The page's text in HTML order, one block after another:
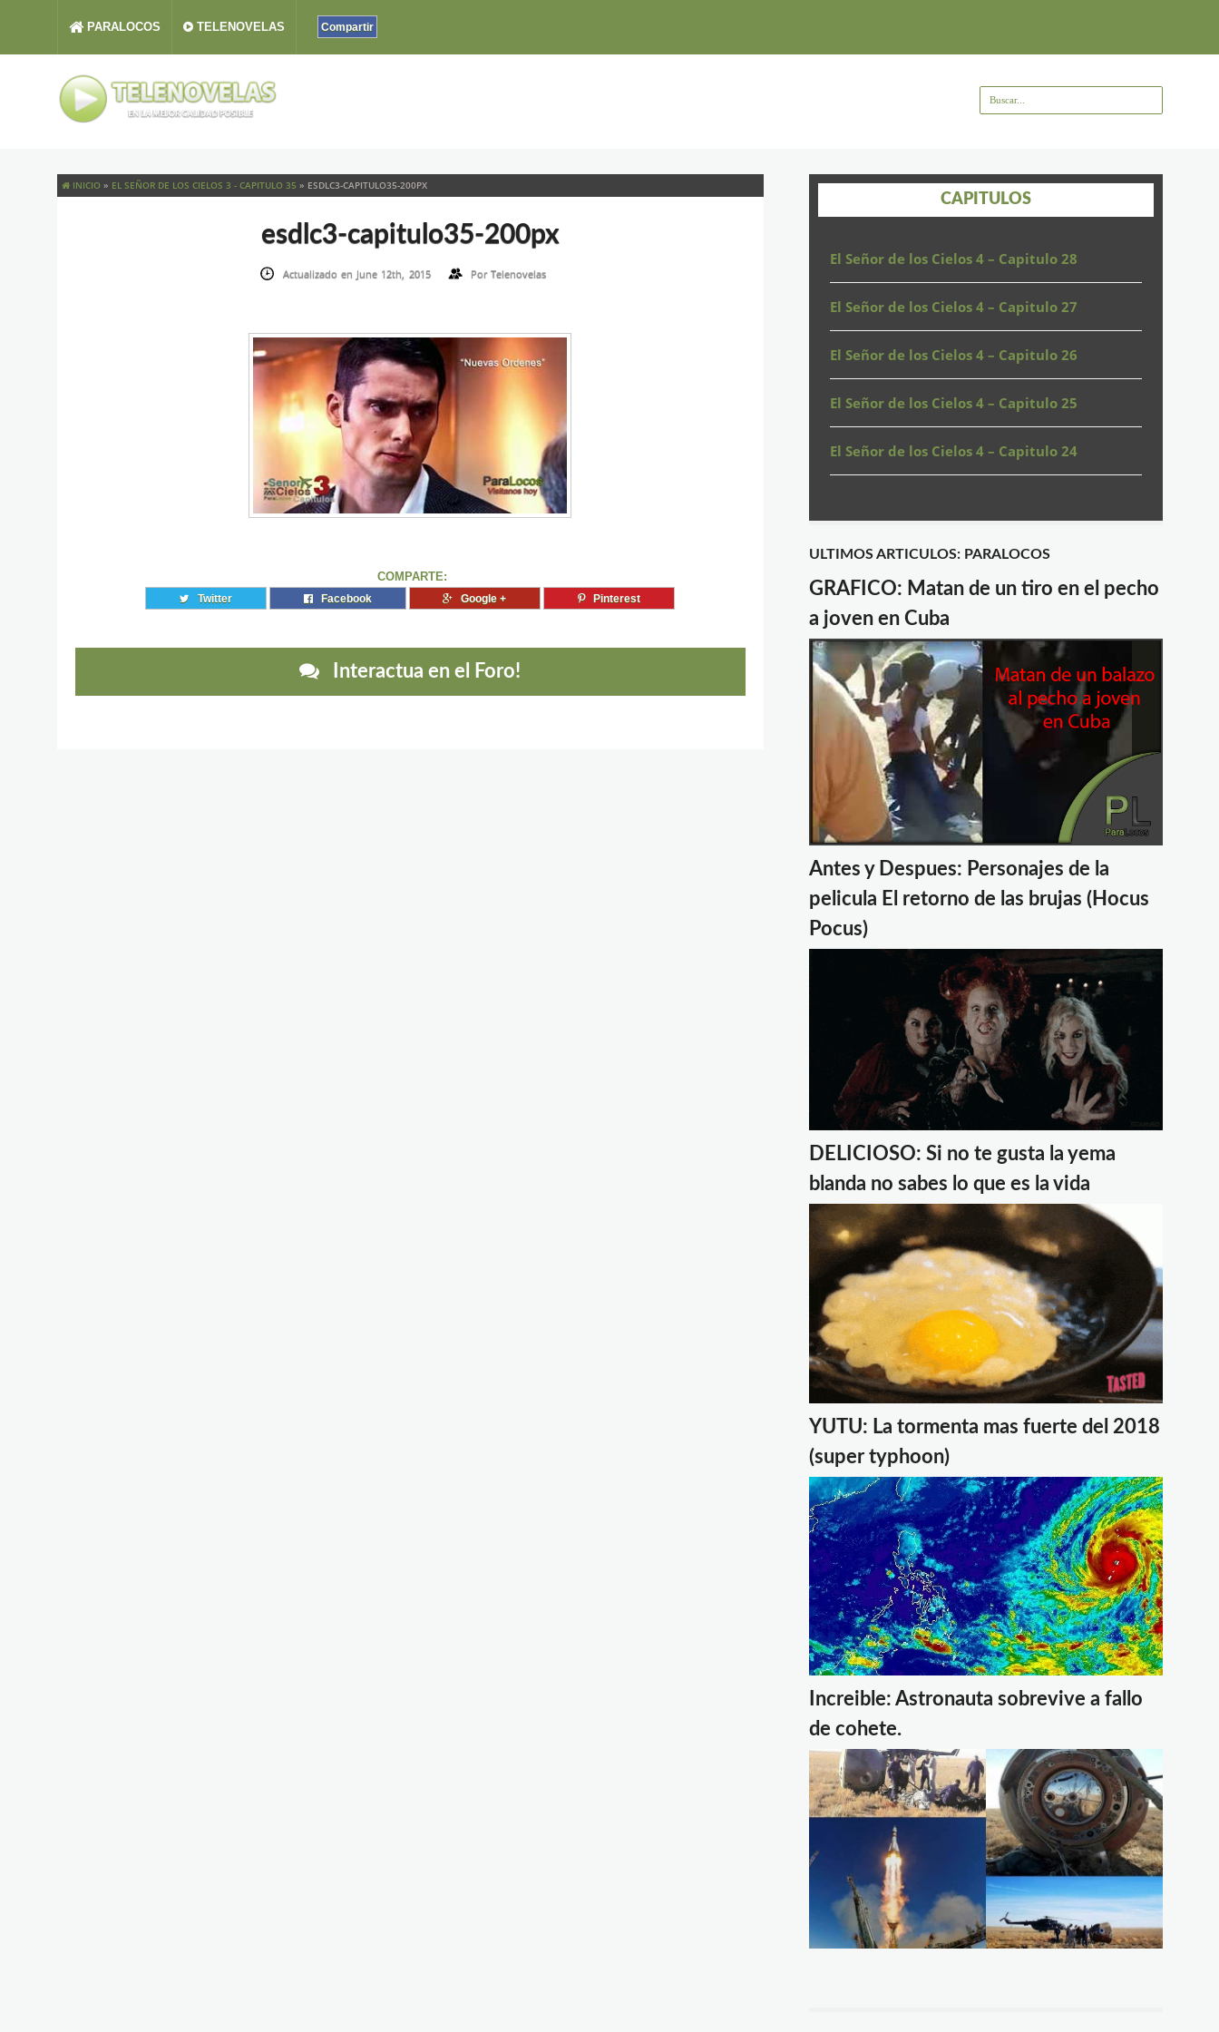
PARALOCOS TELENOVELAS Compartir
INICIO » EL SEÑOR DE LOS CIELOS 3 - CAPITULO 35 » ESDLC3-CAPITULO35-200PX
esdlc3-capitulo35-200px
Actualizado en June 12th, 2015 Por Telenovelas
COMPARTE:
Twitter Facebook Google + Pinterest
Interactua en el Foro!
CAPITULOS
El Señor de los Cielos 4 – Capitulo 28
El Señor de los Cielos 4 – Capitulo 27
El Señor de los Cielos 4 – Capitulo 26
El Señor de los Cielos 4 – Capitulo 25
El Señor de los Cielos 4 – Capitulo 24
ULTIMOS ARTICULOS: PARALOCOS
GRAFICO: Matan de un tiro en el pecho
a joven en Cuba
Antes y Despues: Personajes de la
pelicula El retorno de las brujas (Hocus
Pocus)
DELICIOSO: Si no te gusta la yema
blanda no sabes lo que es la vida
YUTU: La tormenta mas fuerte del 2018
(super typhoon)
Increible: Astronauta sobrevive a fallo
de cohete.